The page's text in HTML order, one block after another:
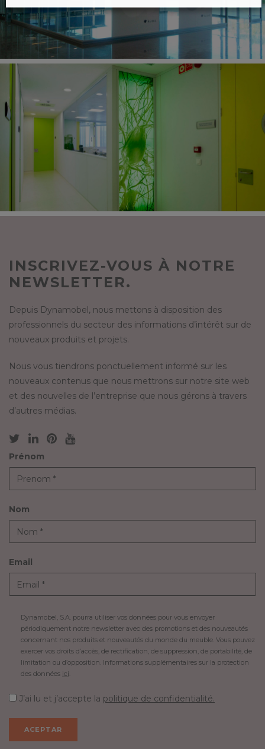
INSCRIVEZ-VOUS À NOTRE
NEWSLETTER.
Depuis Dynamobel, nous mettons à disposition des
professionnels du secteur des informations d’intérêt sur de
nouveaux produits et projets.
Nous vous tiendrons ponctuellement informé sur les
nouveaux contenus que nous mettrons sur notre site web
et des nouvelles de l’entreprise que nous gérons à travers
d’autres médias.
Prénom
Nom
Email
Dynamobel, S.A. pourra utiliser vos données pour vous envoyer
périodiquement notre newsletter avec des promotions et des nouveautés
concernant nos produits et nouveautés du monde du meuble. Vous pouvez
exercer vos droits d’accès, de rectification, de suppression, de portabilité, de
limitation ou d’opposition. Informations supplémentaires sur la protection
des données ici
J’ai lu et j’accepte la politique de confidentialité.